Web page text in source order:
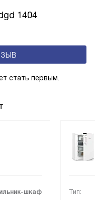
чтобы расфасовать
в камере.
этим отделением.
1404
стать первым.
шкаф
Тип: